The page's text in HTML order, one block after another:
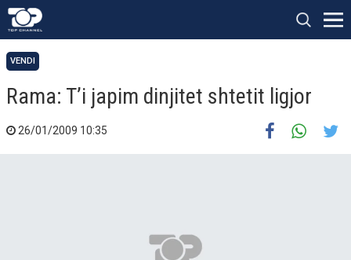
VENDI
Rama: T’i japim dinjitet shtetit ligjor
26/01/2009 10:35